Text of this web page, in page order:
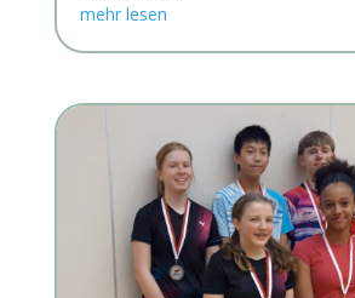
mehr lesen